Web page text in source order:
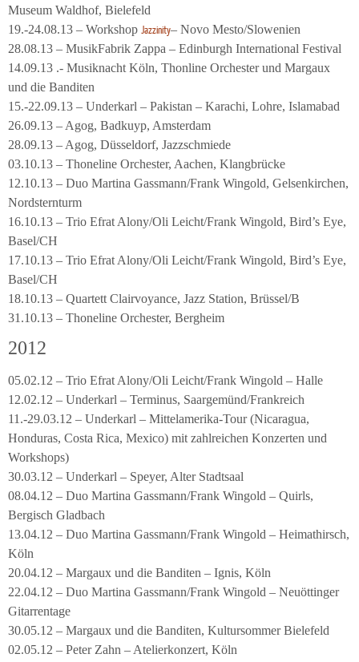
Museum Waldhof, Bielefeld
19.-24.08.13 – Workshop Jazzinity– Novo Mesto/Slowenien
28.08.13 – MusikFabrik Zappa – Edinburgh International Festival
14.09.13 .- Musiknacht Köln, Thonline Orchester und Margaux
und die Banditen
15.-22.09.13 – Underkarl – Pakistan – Karachi, Lohre, Islamabad
26.09.13 – Agog, Badkuyp, Amsterdam
28.09.13 – Agog, Düsseldorf, Jazzschmiede
03.10.13 – Thoneline Orchester, Aachen, Klangbrücke
12.10.13 – Duo Martina Gassmann/Frank Wingold, Gelsenkirchen,
Nordsternturm
16.10.13 – Trio Efrat Alony/Oli Leicht/Frank Wingold, Bird’s Eye,
Basel/CH
17.10.13 – Trio Efrat Alony/Oli Leicht/Frank Wingold, Bird’s Eye,
Basel/CH
18.10.13 – Quartett Clairvoyance, Jazz Station, Brüssel/B
31.10.13 – Thoneline Orchester, Bergheim
2012
05.02.12 – Trio Efrat Alony/Oli Leicht/Frank Wingold – Halle
12.02.12 – Underkarl – Terminus, Saargemünd/Frankreich
11.-29.03.12 – Underkarl – Mittelamerika-Tour (Nicaragua,
Honduras, Costa Rica, Mexico) mit zahlreichen Konzerten und
Workshops)
30.03.12 – Underkarl – Speyer, Alter Stadtsaal
08.04.12 – Duo Martina Gassmann/Frank Wingold – Quirls,
Bergisch Gladbach
13.04.12 – Duo Martina Gassmann/Frank Wingold – Heimathirsch,
Köln
20.04.12 – Margaux und die Banditen – Ignis, Köln
22.04.12 – Duo Martina Gassmann/Frank Wingold – Neuöttinger
Gitarrentage
30.05.12 – Margaux und die Banditen, Kultursommer Bielefeld
02.05.12 – Peter Zahn – Atelierkonzert, Köln